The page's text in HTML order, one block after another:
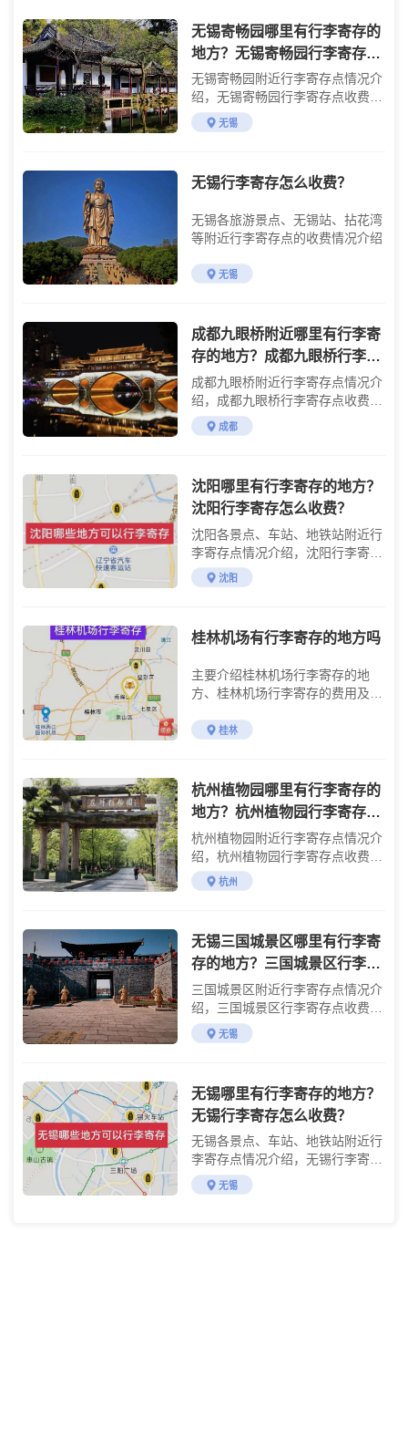
无锡寄畅园哪里有行李寄存的
地方？无锡寄畅园行李寄存怎
么收费？
无锡寄畅园附近行李寄存点情况介
绍，无锡寄畅园行李寄存点收费标
准介绍
无锡
无锡行李寄存怎么收费？
无锡各旅游景点、无锡站、拈花湾
等附近行李寄存点的收费情况介绍
无锡
成都九眼桥附近哪里有行李寄
存的地方？成都九眼桥行李寄
存怎么收费？
成都九眼桥附近行李寄存点情况介
绍，成都九眼桥行李寄存点收费标
准介绍
成都
沈阳哪里有行李寄存的地方？
沈阳行李寄存怎么收费？
沈阳各景点、车站、地铁站附近行
李寄存点情况介绍，沈阳行李寄存
点收费标准介绍
沈阳
桂林机场有行李寄存的地方吗
主要介绍桂林机场行李寄存的地
方、桂林机场行李寄存的费用及桂
桂林
杭州植物园哪里有行李寄存的
地方？杭州植物园行李寄存怎
么收费？
杭州植物园附近行李寄存点情况介
绍，杭州植物园行李寄存点收费标
准介绍
杭州
无锡三国城景区哪里有行李寄
存的地方？三国城景区行李寄
存怎么收费？
三国城景区附近行李寄存点情况介
绍，三国城景区行李寄存点收费标
准介绍
无锡
无锡哪里有行李寄存的地方？
无锡行李寄存怎么收费？
无锡各景点、车站、地铁站附近行
李寄存点情况介绍，无锡行李寄存
点收费标准介绍
无锡